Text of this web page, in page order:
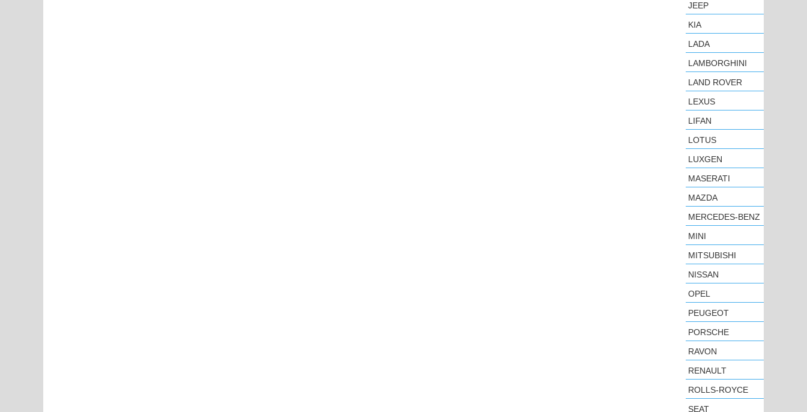
JEEP
KIA
LADA
LAMBORGHINI
LAND ROVER
LEXUS
LIFAN
LOTUS
LUXGEN
MASERATI
MAZDA
MERCEDES-BENZ
MINI
MITSUBISHI
NISSAN
OPEL
PEUGEOT
PORSCHE
RAVON
RENAULT
ROLLS-ROYCE
SEAT